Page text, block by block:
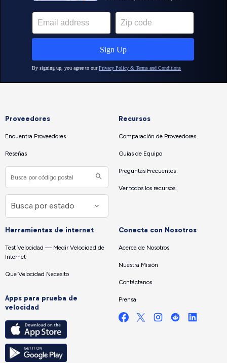
Proveedores
Encuentra Proveedores
Reseñas
Recursos
Comparación de Proveedores
Guías de Equipo
Preguntas Frecuentes
Ver todos los recursos
Herramientas de internet
Test Velocidad — Medir Velocidad de
Internet
Que Velocidad Necesito
Apps para prueba de
velocidad
Conecta con Nosotros
Acerca de Nosotros
Nuestra Misión
Contáctanos
Prensa